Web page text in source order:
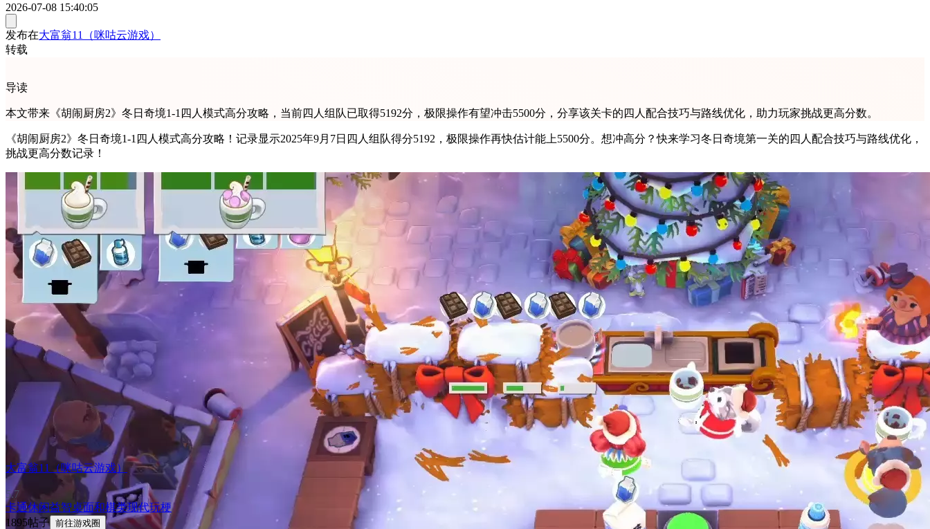
2026-07-08 15:40:05
发布在大富翁11（咪咕云游戏）
转载
导读
本文带来《胡闹厨房2》冬日奇境1-1四人模式高分攻略，当前四人组队已取得5192分，极限操作有望冲击5500分，分享该关卡的四人配合技巧与路线优化，助力玩家挑战更高分数。
《胡闹厨房2》冬日奇境1-1四人模式高分攻略！记录显示2025年9月7日四人组队得分5192，极限操作再快估计能上5500分。想冲高分？快来学习冬日奇境第一关的四人配合技巧与路线优化，
挑战更高分数记录！
大富翁11（咪咕云游戏）
5.7
卡通休闲益智桌面和棋类现代玩梗
1895帖子 前往游戏圈